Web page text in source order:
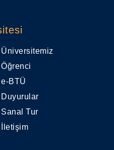
Üniversitemiz
Öğrenci
e-BTÜ
Duyurular
Sanal Tur
İletişim